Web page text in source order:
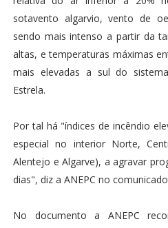
sotavento algarvio, vento de
sendo mais intenso a partir da
altas, e temperaturas máximas
mais elevadas a sul do
Estrela.
Por tal há "índices de incêndio
especial no interior Norte,
Alentejo e Algarve), a agravar
dias", diz a ANEPC no
No documento a ANEPC